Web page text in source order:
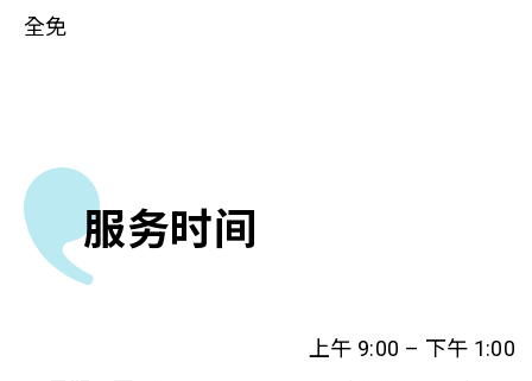
全免
服务时间
上午 9:00 – 下午 1:00